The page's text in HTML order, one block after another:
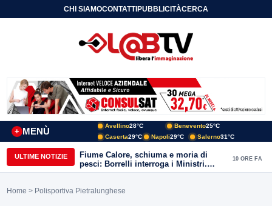
CHI SIAMOCONTATTIPUBBLICITÀCERCA
MENÙ
+
Avellino28°C Benevento25°C
Caserta29°C Napoli29°C Salerno31°C
ULTIME NOTIZIE
Fiume Calore, schiuma e moria di
pesci: Borrelli interroga i Ministri.
“Benevento paga l’assenza del
10 ORE FA
Home > Polisportiva Pietralunghese